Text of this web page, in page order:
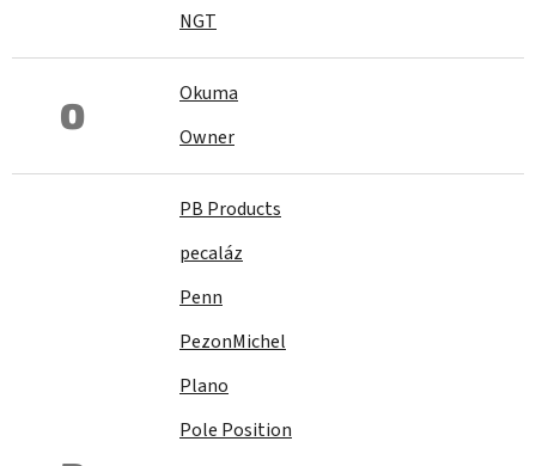
NGT
O
Okuma
Owner
PB Products
pecaláz
Penn
PezonMichel
Plano
Pole Position